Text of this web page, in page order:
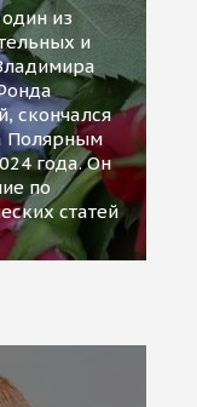
из
и
скончался
Полярным
года. Он
по
статей